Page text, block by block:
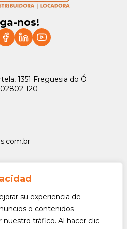
su experiencia de
o contenidos
nuestro tráfico. Al hacer clic
nos!
1351 Freguesia do Ó
120
e Reembolso